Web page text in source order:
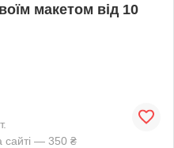
макетом від 10
сайті — 350 ₴